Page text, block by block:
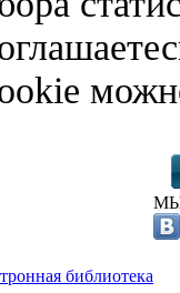
библиотека